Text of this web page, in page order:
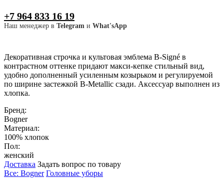
+7 964 833 16 19
Наш менеджер в Telegram и What'sApp
Декоративная строчка и культовая эмблема B-Signé в
контрастном оттенке придают макси-кепке стильный вид,
удобно дополненный усиленным козырьком и регулируемой
по ширине застежкой B-Metallic сзади. Аксессуар выполнен из
хлопка.
Бренд:
Bogner
Материал:
100% хлопок
Пол:
женский
Доставка Задать вопрос по товару
Все: Bogner Головные уборы